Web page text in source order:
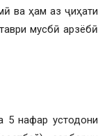
ва ҳам аз ҷиҳати
мусбӣ арзёбӣ
5 нафар устодони